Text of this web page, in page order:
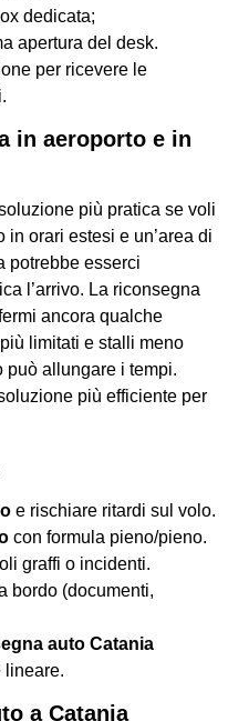
dedicata;
apertura del desk.
per ricevere le
in aeroporto e in
più pratica se voli
orari estesi e un’area di
potrebbe esserci
l’arrivo. La riconsegna
ancora qualche
limitati e stalli meno
può allungare i tempi.
più efficiente per
e rischiare ritardi sul volo.
con formula pieno/pieno.
graffi o incidenti.
bordo (documenti,
auto Catania
lineare.
a Catania